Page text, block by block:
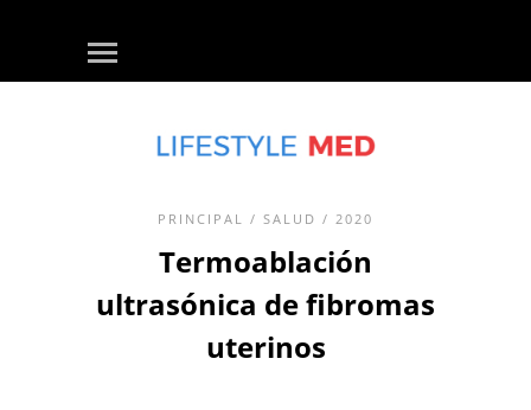
PRINCIPAL / SALUD / 2020
Termoablación
ultrasónica de fibromas
uterinos